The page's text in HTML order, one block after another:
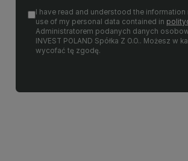
I have read and understood the information
use of my personal data contained in
Administratorem podanych danych
INVEST POLAND Spółka Z O.O.. Możesz w
wycofać tę zgodę.